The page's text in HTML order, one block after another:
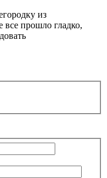
из
прошло гладко,